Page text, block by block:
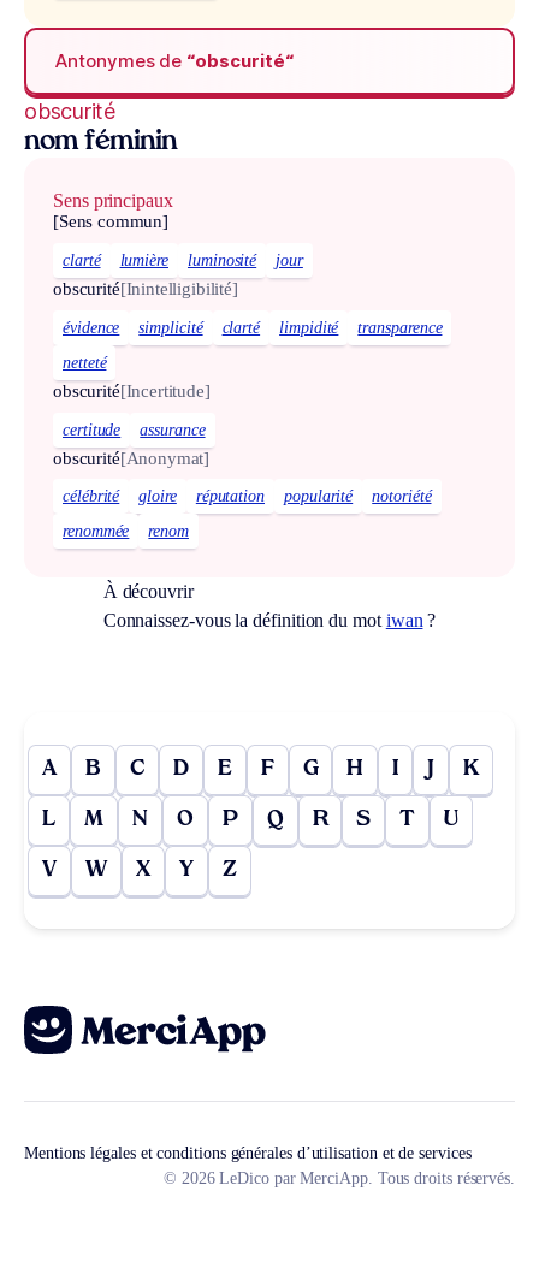
Antonymes de “obscurité“
obscurité
nom féminin
Sens principaux
[Sens commun]
clarté lumière luminosité jour
obscurité[Inintelligibilité]
évidence simplicité clarté limpidité
transparence
netteté
obscurité[Incertitude]
certitude assurance
obscurité[Anonymat]
célébrité gloire réputation popularité
notoriété
renommée
renom
À découvrir
Connaissez-vous la définition du mot iwan ?
A B C D E F G H I J K
L M N O P Q R S T U
V W X Y Z
Mentions légales et conditions générales d’utilisation et de services
© 2026 LeDico par MerciApp. Tous droits réservés.